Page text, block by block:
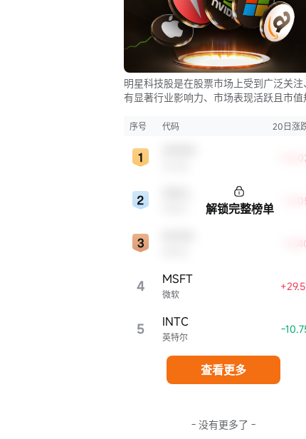
明星科技股是在股票市场上受到广泛关注
有显著行业影响力、市场表现活跃且市值
新、市场份额、品牌知名度、盈利能力
股市，特别是科技行业板块乃至全球经
显著影响。
序号 代码 20日涨
4 微软
MSFT
5 英特尔
INTC -
解锁完整榜单
查看更多
- 没有更多了 -